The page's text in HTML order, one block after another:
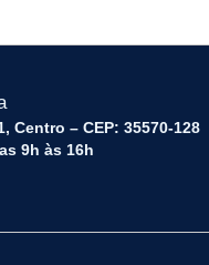
Centro – CEP: 35570-128
9h às 16h